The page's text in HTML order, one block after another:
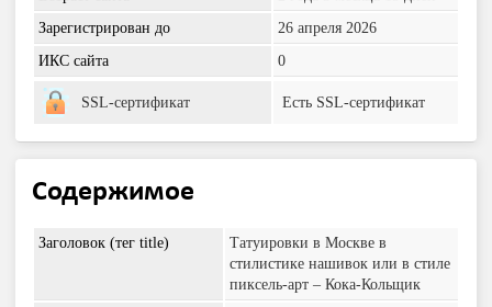
Зарегистрирован до
26 апреля 2026
ИКС сайта
0
SSL-сертификат Есть SSL-сертификат
Содержимое
Заголовок (тег title)
Татуировки в Москве в
стилистике нашивок или в стиле
пиксель-арт – Кока-Кольщик